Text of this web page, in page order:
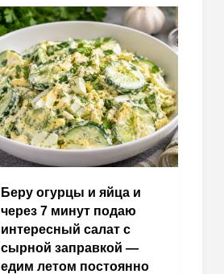
Беру огурцы и яйца и
через 7 минут подаю
интересный салат с
сырной заправкой —
едим летом постоянно